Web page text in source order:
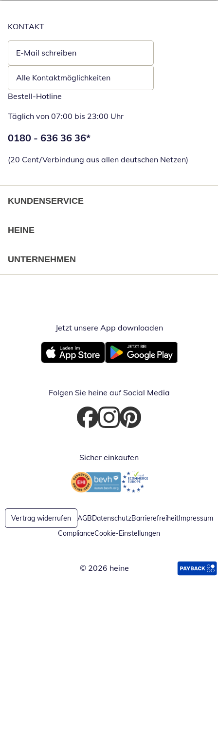
KONTAKT
E-Mail schreiben
Öffnet E-Mail-Client
Alle Kontaktmöglichkeiten
Bestell-Hotline
Täglich von 07:00 bis 23:00 Uhr
Telefonnummer:
0180 - 636 36 36*
(20 Cent/Verbindung aus allen deutschen Netzen)
KUNDENSERVICE
HEINE
UNTERNEHMEN
Jetzt unsere App downloadenÖffnet in
Öffnet in neuem FensterÖffnet in neuem Fenster
Folgen Sie heine auf Social Media
Öffnet in neuem Fenster
Öffnet in neuem Fenster
Öffnet in neuem Fenster
Sicher einkaufen
Öffnet in neuem FensterÖffnet in neuem Fenster
Vertrag widerrufen AGBDatenschutzBarrierefreiheitImpressum
ComplianceCookie-Einstellungen
© 2026 heine